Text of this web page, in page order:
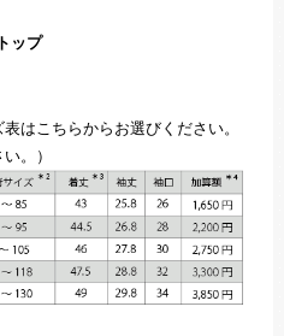
ップ
はこちらからお選びください。
。）